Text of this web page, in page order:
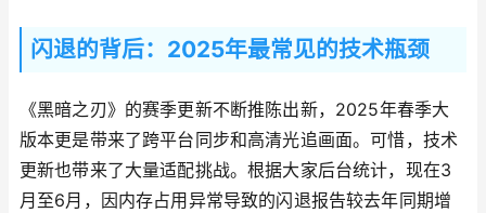
闪退的背后：2025年最常见的技术瓶颈
《黑暗之刃》的赛季更新不断推陈出新，2025年春季大
版本更是带来了跨平台同步和高清光追画面。可惜，技术
更新也带来了大量适配挑战。根据大家后台统计，现在3
月至6月，因内存占用异常导致的闪退报告较去年同期增